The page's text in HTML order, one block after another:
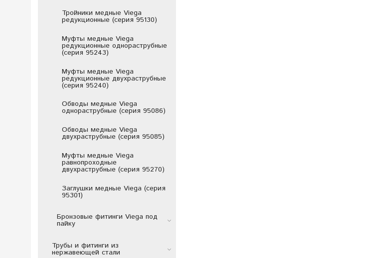
Тройники медные Viega
редукционные (серия 95130)
Муфты медные Viega
редукционные однораструбные
(серия 95243)
Муфты медные Viega
редукционные двухраструбные
(серия 95240)
Обводы медные Viega
однораструбные (серия 95086)
Обводы медные Viega
двухраструбные (серия 95085)
Муфты медные Viega
равнопроходные
двухраструбные (серия 95270)
Заглушки медные Viega (серия
95301)
Бронзовые фитинги Viega под
пайку
Трубы и фитинги из
нержавеющей стали